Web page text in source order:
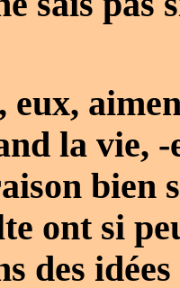
eux,
la vie,
bien
ont si
des